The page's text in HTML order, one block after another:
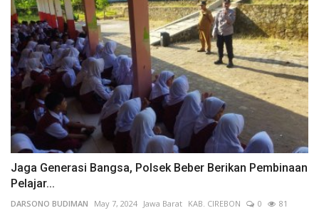
Jaga Generasi Bangsa, Polsek Beber Berikan Pembinaan
Pelajar...
DARSONO BUDIMAN May 7, 2024 Jawa Barat KAB. CIREBON 0
81